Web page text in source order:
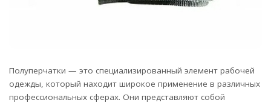
Полуперчатки — это специализированный элемент рабочей
одежды, который находит широкое применение в различных
профессиональных сферах. Они представляют собой